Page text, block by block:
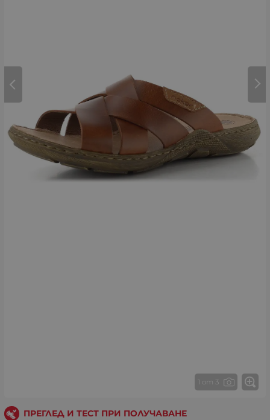
1 от 3
ПРЕГЛЕД И ТЕСТ ПРИ ПОЛУЧАВАНЕ